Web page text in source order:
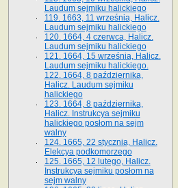
Laudum sejmiku halickiego
119. 1663, 11 września, Halicz.
Laudum sejmiku halickiego
120. 1664, 4 czerwca, Halicz.
Laudum sejmiku halickiego
121. 1664, 15 września, Halicz.
Laudum sejmiku halickiego.
122. 1664, 8 października,
Halicz. Laudum sejmiku
halickiego
123. 1664, 8 października,
Halicz. Instrukcya sejmiku
halickiego posłom na sejm
walny
124. 1665, 22 stycznia, Halicz.
Elekcya podkomorzego
125. 1665, 12 lutego, Halicz.
Instrukcya sejmiku posłom na
sejm walny